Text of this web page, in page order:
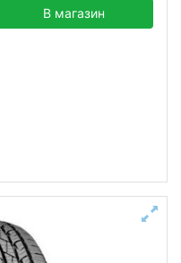
В магазин